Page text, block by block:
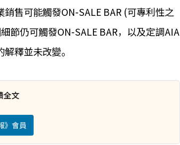
售可能觸發ON-SALE BAR (可專利性之
節仍可觸發ON-SALE BAR，以及定調AIA
釋並未改變。
全文
》會員